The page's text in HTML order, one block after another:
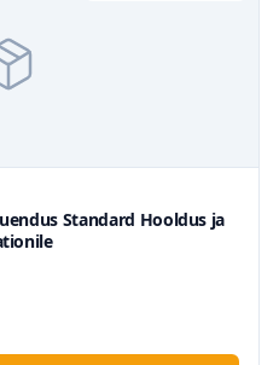
Standard Hooldus ja